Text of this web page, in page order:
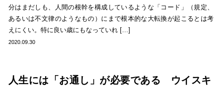
分はまだしも、人間の根幹を構成しているような「コード」（規定、
あるいは不文律のようなもの）にまで根本的な大転換が起こるとは考
えにくい。特に良い歳にもなっていれ […]
2020.09.30
人生には「お通し」が必要である ウイスキ